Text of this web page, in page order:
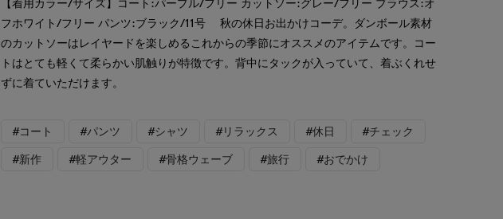
【着用カラー/サイズ】コート:パープル/フリー カットソー:グレー/フリー ブラウス:オ
フホワイト/フリー パンツ:ブラック/11号 秋の休日お出かけコーデ。ダンボール素材
のカットソーはレイヤードを楽しめるこれからの季節にオススメのアイテムです。コー
トはとても軽くて柔らかい肌触りが特徴です。背中にタックが入っていて、着ぶくれせ
ずに着ていただけます。
#コート #パンツ #シャツ #リラックス #休日 #チェック
#新作 #軽アウター #骨格ウェーブ #旅行 #おでかけ